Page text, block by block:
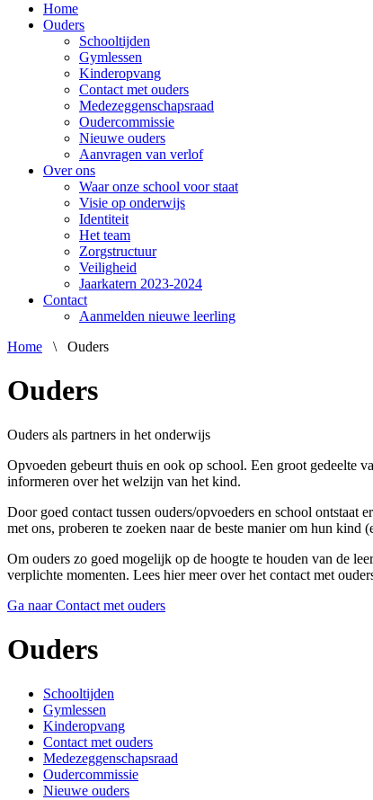
Home
Ouders
Schooltijden
Gymlessen
Kinderopvang
Contact met ouders
Medezeggenschapsraad
Oudercommissie
Nieuwe ouders
Aanvragen van verlof
Over ons
Waar onze school voor staat
Visie op onderwijs
Identiteit
Het team
Zorgstructuur
Veiligheid
Jaarkatern 2023-2024
Contact
Aanmelden nieuwe leerling
Home
\ Ouders
Ouders
Ouders als partners in het onderwijs
Opvoeden gebeurt thuis en ook op school. Een groot gedeelte
informeren over het welzijn van het kind.
Door goed contact tussen ouders/opvoeders en school ontstaat
met ons, proberen te zoeken naar de beste manier om hun kind
Om ouders zo goed mogelijk op de hoogte te houden van de
verplichte momenten. Lees hier meer over het contact met
Ga naar Contact met ouders
Ouders
Schooltijden
Gymlessen
Kinderopvang
Contact met ouders
Medezeggenschapsraad
Oudercommissie
Nieuwe ouders